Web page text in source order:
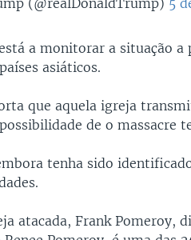
(@realDonaldTrump) 5
a monitorar a situação
asiáticos.
que aquela igreja
de o massacre
tenha sido
atacada, Frank Pomeroy,